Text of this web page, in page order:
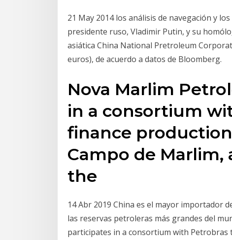
21 May 2014 los análisis de navegación y
presidente ruso, Vladimir Putin, y su
asiática China National Pretroleum
euros), de acuerdo a datos de Bloomberg.
Nova Marlim
in a consortium
finance
Campo de
the
14 Abr 2019 China es el mayor importador
las reservas petroleras más grandes del
participates in a consortium with